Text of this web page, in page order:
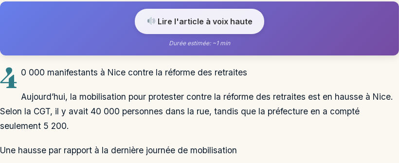
Lire l'article à voix haute
Durée estimée: ~1 min
4 0 000 manifestants à Nice contre la réforme des retraites
Aujourd’hui, la mobilisation pour protester contre la réforme des retraites est en hausse à Nice.
Selon la CGT, il y avait 40 000 personnes dans la rue, tandis que la préfecture en a compté
seulement 5 200.
Une hausse par rapport à la dernière journée de mobilisation